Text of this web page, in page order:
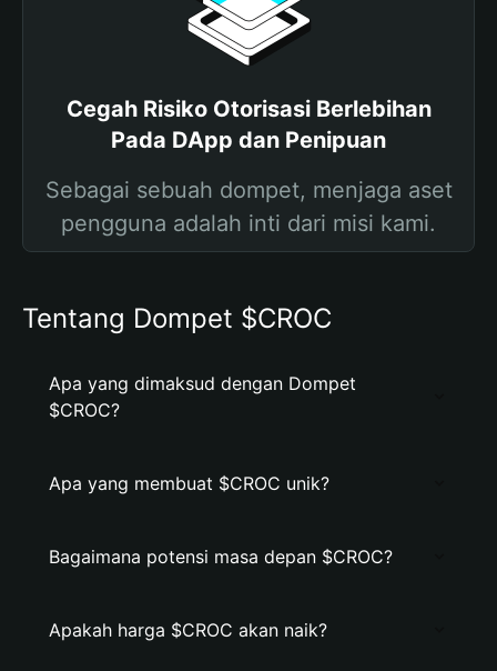
Cegah Risiko Otorisasi Berlebihan
Pada DApp dan Penipuan
Sebagai sebuah dompet, menjaga aset
pengguna adalah inti dari misi kami.
Tentang Dompet $CROC
Apa yang dimaksud dengan Dompet
$CROC?
Apa yang membuat $CROC unik?
Bagaimana potensi masa depan $CROC?
Apakah harga $CROC akan naik?